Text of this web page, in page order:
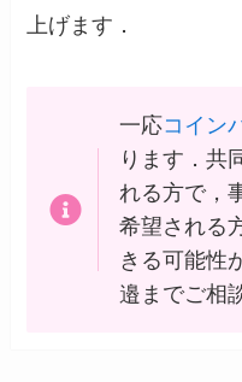
上げます．
一応コイン
ります．共
れる方で，
希望される
きる可能性
邉までご相